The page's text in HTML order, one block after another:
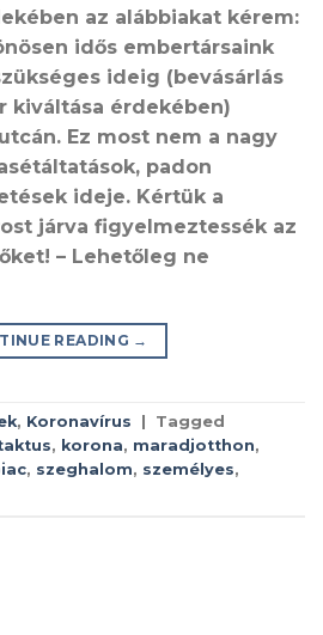
az alábbiakat kérem:
idős embertársaink
ideig (bevásárlás
kiváltása érdekében)
Ez most nem a nagy
padon
ideje. Kértük a
járva figyelmeztessék az
– Lehetőleg ne
READING →
, Koronavírus
Tagged
, korona, maradjotthon,
, szeghalom, személyes,